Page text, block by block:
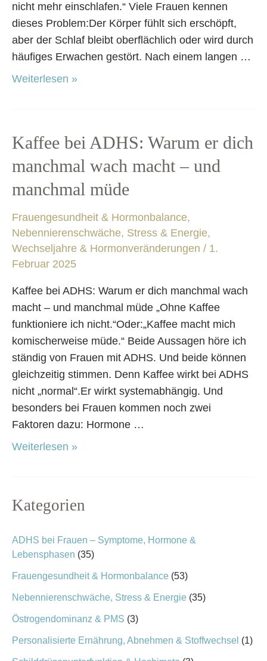
nicht mehr einschlafen.“ Viele Frauen kennen
dieses Problem:Der Körper fühlt sich erschöpft,
aber der Schlaf bleibt oberflächlich oder wird durch
häufiges Erwachen gestört. Nach einem langen …
Weiterlesen »
Kaffee bei ADHS: Warum er dich
manchmal wach macht – und
manchmal müde
Frauengesundheit & Hormonbalance,
Nebennierenschwäche, Stress & Energie,
Wechseljahre & Hormonveränderungen / 1.
Februar 2025
Kaffee bei ADHS: Warum er dich manchmal wach
macht – und manchmal müde „Ohne Kaffee
funktioniere ich nicht.“Oder:„Kaffee macht mich
komischerweise müde.“ Beide Aussagen höre ich
ständig von Frauen mit ADHS. Und beide können
gleichzeitig stimmen. Denn Kaffee wirkt bei ADHS
nicht „normal“.Er wirkt systemabhängig. Und
besonders bei Frauen kommen noch zwei
Faktoren dazu: Hormone …
Kaffee
ADHS:
Warum
dich
manchmal
wach
–
und
manchmal
müde
Weiterlesen »
Kategorien
ADHS bei Frauen – Symptome, Hormone &
Lebensphasen (35)
Frauengesundheit & Hormonbalance (53)
Nebennierenschwäche, Stress & Energie (35)
Östrogendominanz & PMS (3)
Personalisierte Ernährung, Abnehmen & Stoffwechsel (1)